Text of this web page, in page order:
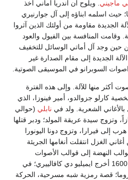
ماجيني. ويلوح أن أندريا أماني أخذ
حيث اسلمه ابناؤه إلى آل جوارنيري
الجديدة مقاومة من أولئك الذين آثروا
وقامت المنافسة بين الفيول والعود
حين وجد آل أماتي الوسائل للتخفيف
الجديدة إلى مقام الصدارة غير
اصوات السوبرانو في الموسيقى الصوتية.
أكثر منها للآلة. وإلى هذه الفترة
كارلو جزوالدو، أمير فينوزا، الذي
بالأغاني الشعرية. ولد في نابلي (حوالي
وتزوج سيدة عريقة المولد؛ ودبر قتلها
إلى فيرارا، وتزوج دونا اليونورا
الغزل انتقلت أنغامها الجريئة
النهضة إلى قوالب الأصوات
المتعددة الحديثة. وفي فبراير 1600 أخرج ايميليو دي كافالييري؛ في
قصة رمزية شبه مسرحية، الحركة